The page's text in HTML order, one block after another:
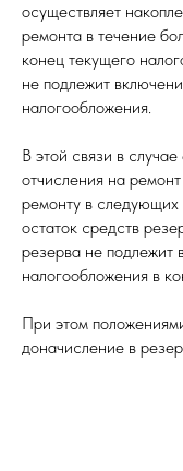
осуществляет
ремонта в течение
конец текущего
не подлежит
налогообложения.
В этой связи в
отчисления на
ремонту в
остаток средств
резерва не подлежит
налогообложения в
При этом
доначисление в